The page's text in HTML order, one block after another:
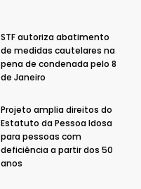
STF autoriza abatimento
de medidas cautelares na
pena de condenada pelo 8
de Janeiro
Projeto amplia direitos do
Estatuto da Pessoa Idosa
para pessoas com
deficiência a partir dos 50
anos